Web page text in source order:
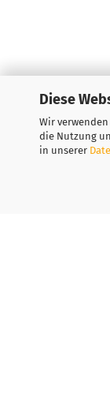
Diese
Wir
die Nutzung
in unserer